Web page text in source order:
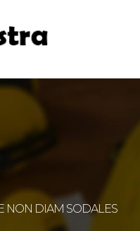
NON DIAM SODALES